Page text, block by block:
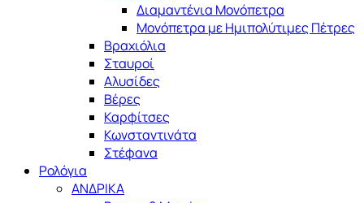
Διαμαντένια Μονόπετρα
Μονόπετρα με Ημιπολύτιμες Πέτρες
Βραχιόλια
Σταυροί
Αλυσίδες
Βέρες
Καρφίτσες
Κωνσταντινάτα
Στέφανα
Ρολόγια
ΑΝΔΡΙΚΑ